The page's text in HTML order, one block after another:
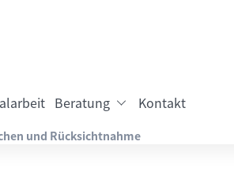
Beratung Kontakt
und Rücksichtnahme